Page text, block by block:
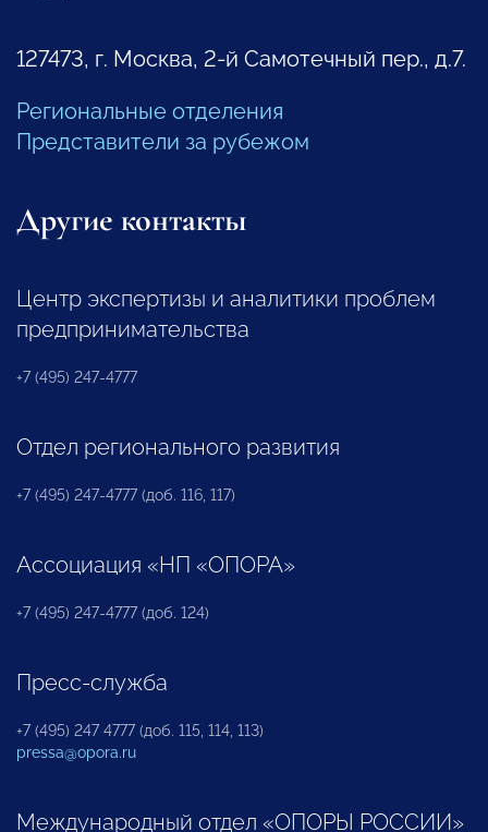
127473, г. Москва, 2-й Самотечный пер., д.7.
Региональные отделения
Представители за рубежом
Другие контакты
Центр экспертизы и аналитики проблем
предпринимательства
+7 (495) 247-4777
Отдел регионального развития
+7 (495) 247-4777 (доб. 116, 117)
Ассоциация «НП «ОПОРА»
+7 (495) 247-4777 (доб. 124)
Пресс-служба
+7 (495) 247 4777 (доб. 115, 114, 113)
pressa@opora.ru
Международный отдел «ОПОРЫ РОССИИ»